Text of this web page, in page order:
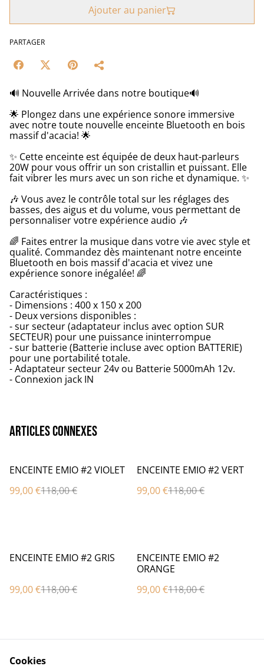
Ajouter au panier
PARTAGER
🔊 Nouvelle Arrivée dans notre boutique🔊
🌟 Plongez dans une expérience sonore immersive
avec notre toute nouvelle enceinte Bluetooth en bois
massif d'acacia! 🌟
✨ Cette enceinte est équipée de deux haut-parleurs
20W pour vous offrir un son cristallin et puissant. Elle
fait vibrer les murs avec un son riche et dynamique. ✨
🎶 Vous avez le contrôle total sur les réglages des
basses, des aigus et du volume, vous permettant de
personnaliser votre expérience audio 🎶
🌈 Faites entrer la musique dans votre vie avec style et
qualité. Commandez dès maintenant notre enceinte
Bluetooth en bois massif d'acacia et vivez une
expérience sonore inégalée! 🌈
Caractéristiques :
- Dimensions : 400 x 150 x 200
- Deux versions disponibles :
- sur secteur (adaptateur inclus avec option SUR
SECTEUR) pour une puissance ininterrompue
- sur batterie (Batterie incluse avec option BATTERIE)
pour une portabilité totale.
- Adaptateur secteur 24v ou Batterie 5000mAh 12v.
- Connexion jack IN
Articles connexes
%
ENCEINTE EMIO #2 VIOLET
99,00 €118,00 €
%
ENCEINTE EMIO #2 VERT
99,00 €118,00 €
%
ENCEINTE EMIO #2 GRIS
99,00 €118,00 €
%
ENCEINTE EMIO #2
ORANGE
99,00 €118,00 €
Cookies